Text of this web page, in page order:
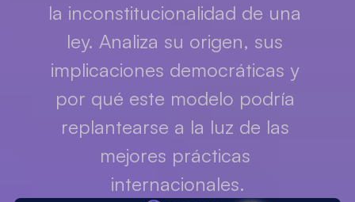
la inconstitucionalidad de una
ley. Analiza su origen, sus
implicaciones democráticas y
por qué este modelo podría
replantearse a la luz de las
mejores prácticas
internacionales.